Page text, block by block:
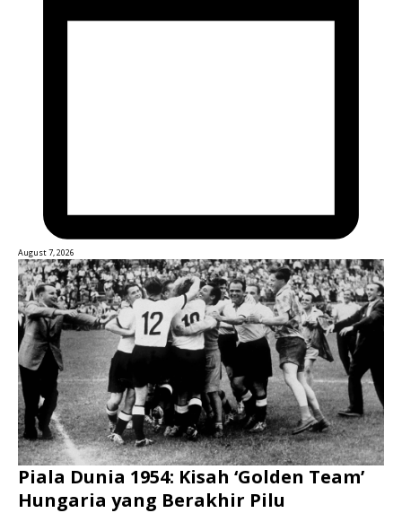
August 7, 2026
Piala Dunia 1954: Kisah ‘Golden Team’
Hungaria yang Berakhir Pilu